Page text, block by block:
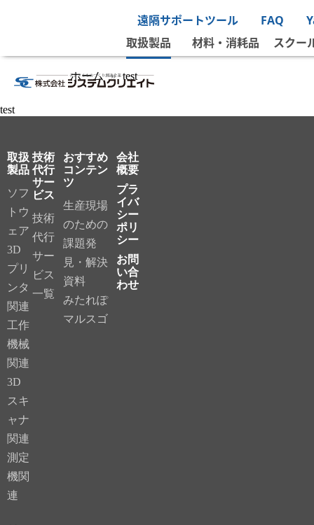
遠隔サポートツール FAQ
取扱製品
材料・消耗品 スクー
ホーム test
test
取扱
製品
ソフ
トウ
ェア
3D
プリ
ンタ
関連
工作
機械
関連
3D
スキ
ャナ
関連
測定
機関
連
技術
代行
サー
ビス
技術
代行
サー
ビス
一覧
おすすめ
コンテン
ツ
生産現場
のための
課題発
見・解決
資料
みたれぽ
マルスゴ
会社
概要
プラ
イバ
シー
ポリ
シー
お問
い合
わせ